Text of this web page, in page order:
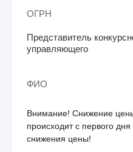
ОГРН
Представитель
управляющего
ФИО
Внимание! Снижение
происходит с первого
снижения цены!